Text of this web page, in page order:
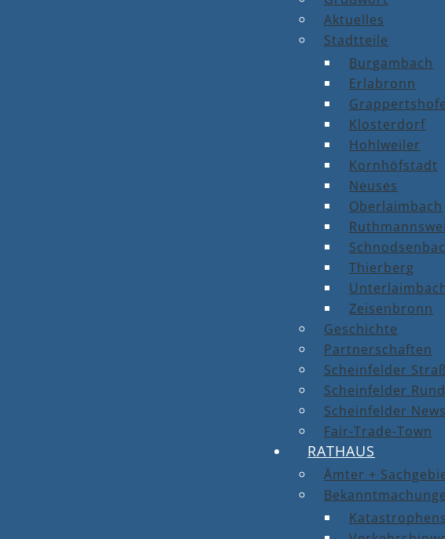
Aktuelles
Stadtteile
Burgambach
Erlabronn
Klosterdorf
Hohlweiler
Kornhöfstadt
Neuses
Oberlaimbach
Thierberg
Zeisenbronn
Geschichte
Partnerschaften
Scheinfelder
Scheinfelder
Scheinfelder
Fair-Trade-Town
RATHAUS
Ämter +